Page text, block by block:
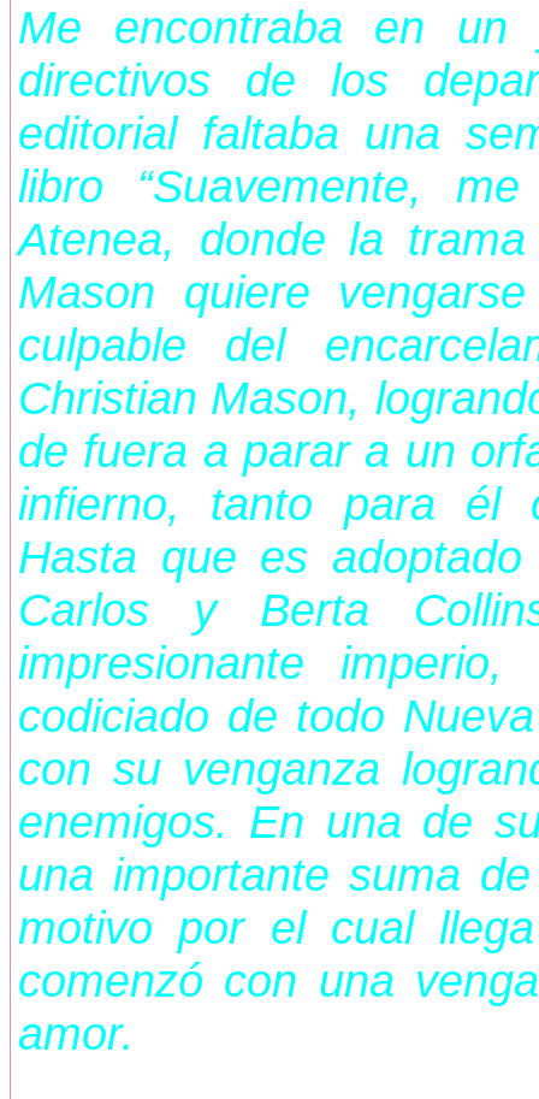
Me encontraba en un
directivos de los
editorial faltaba una
libro “Suavemente,
Atenea, donde la
Mason quiere
culpable del
Christian Mason,
de fuera a parar a un
infierno, tanto para él
Hasta que es
Carlos y Berta
impresionante
codiciado de todo
con su venganza
enemigos. En una de
una importante suma
motivo por el cual
comenzó con una
amor.